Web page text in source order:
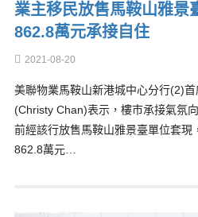
業主移民放售馬鞍山雅景
862.8萬元承接自住
2021-08-20
美聯物業馬鞍山新港城中心分行(2)
(Christy Chan)表示，樓市承接氣氛
前經該行放售馬鞍山雅景臺單位套現
862.8萬元…